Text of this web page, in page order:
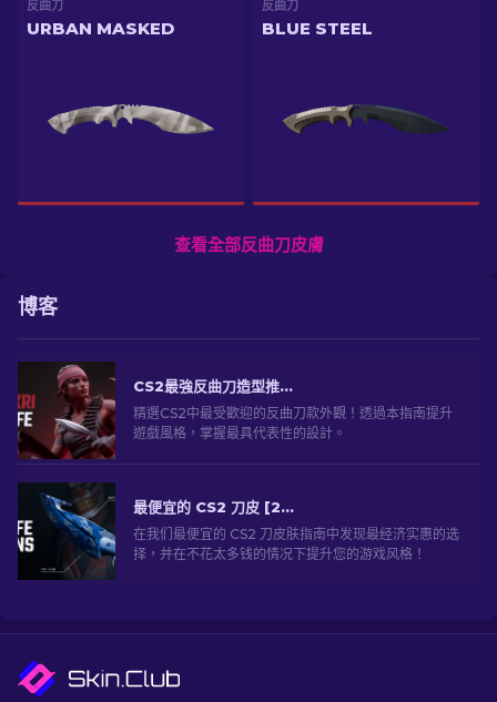
反曲刀
URBAN MASKED
反曲刀
BLUE STEEL
查看全部反曲刀皮膚
博客
CS2最強反曲刀造型推薦【2026】
精選CS2中最受歡迎的反曲刀款外觀！透過本指南提升
遊戲風格，掌握最具代表性的設計。
最便宜的 CS2 刀皮 [2026]
在我们最便宜的 CS2 刀皮肤指南中发现最经济实惠的选
择，并在不花太多钱的情况下提升您的游戏风格！